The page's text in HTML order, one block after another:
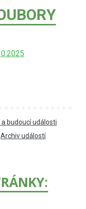
budoucí události
Archiv událostí